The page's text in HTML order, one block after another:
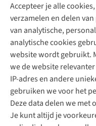
Accepteer je alle
verzamelen en delen
van analytische,
analytische cookies
website wordt gebruikt.
we de website
IP-adres en andere
gebruiken we voor het
Deze data delen we met
Je kunt altijd je
+31 (0)85 888 50 88
+31 6 12 28 49 80
Contactformulier